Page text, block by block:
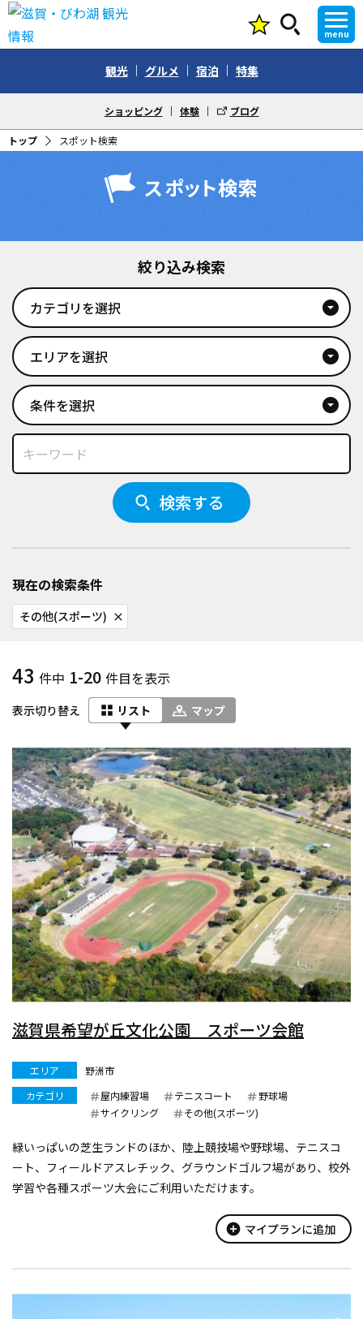
menu
観光 グルメ 宿泊 特集
ショッピング 体験 ブログ
トップ スポット検索
スポット検索
絞り込み検索
カテゴリを選択 arrow_drop_down_circle
エリアを選択 arrow_drop_down_circle
条件を選択 arrow_drop_down_circle
検索する
現在の検索条件
その他(スポーツ) close
43 件中 1-20 件目を表示
表示切り替え リスト マップ
滋賀県希望が丘文化公園 スポーツ会館
エリア
野洲市
カテゴリ
屋内練習場 テニスコート
野球場
サイクリング
その他(スポーツ)
緑いっぱいの芝生ランドのほか、陸上競技場や野球場、テニスコ
ート、フィールドアスレチック、グラウンドゴルフ場があり、校外
学習や各種スポーツ大会にご利用いただけます。
add_circle マイプランに追加